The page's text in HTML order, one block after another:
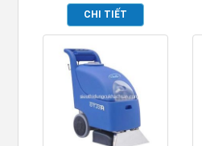
CHI TIẾT